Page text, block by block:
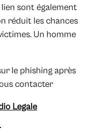
sont également
réduit les chances
Un homme
le phishing après
contacter
Legale